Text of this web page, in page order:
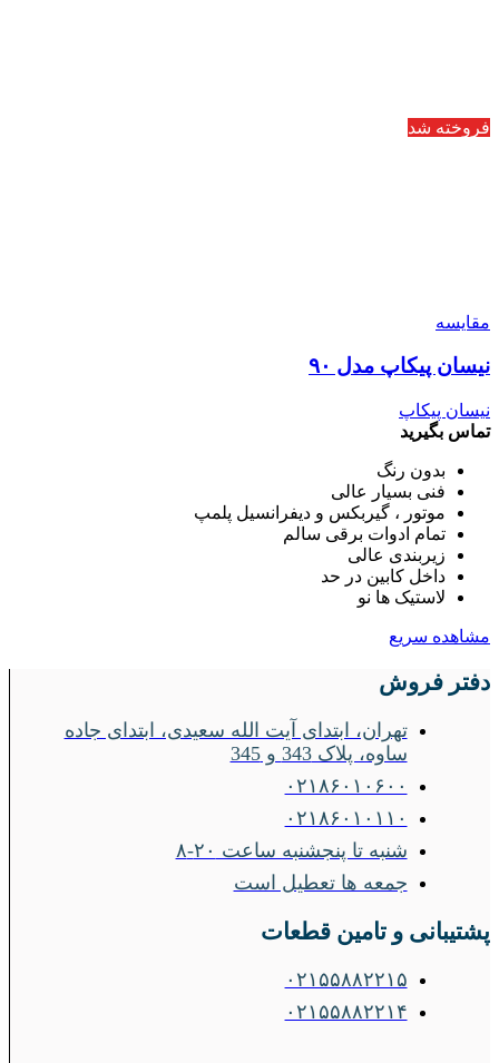
فروخته شد
مقایسه
نیسان پیکاپ مدل ۹۰
نیسان پیکاپ
تماس بگیرید
بدون رنگ
فنی بسیار عالی
موتور ، گیربکس و دیفرانسیل پلمپ
تمام ادوات برقی سالم
زیربندی عالی
داخل کابین در حد
لاستیک ها نو
مشاهده سریع
دفتر فروش
تهران، ابتدای آیت الله سعیدی، ابتدای جاده
ساوه، پلاک 343 و 345
۰۲۱۸۶۰۱۰۶۰۰
۰۲۱۸۶۰۱۰۱۱۰
شنبه تا پنجشنبه ساعت ۲۰-۸
جمعه ها تعطیل است
پشتیبانی و تامین قطعات
۰۲۱۵۵۸۸۲۲۱۵
۰۲۱۵۵۸۸۲۲۱۴